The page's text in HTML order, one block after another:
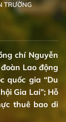
TRƯỜNG
chí Nguyễn
Lao động
quốc gia “Du
Gia Lai”; Hỗ
thuê bao di